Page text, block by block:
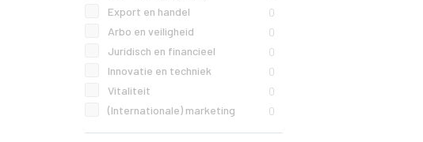
Export en handel 0
Arbo en veiligheid 0
Juridisch en financieel 0
Innovatie en techniek 0
Vitaliteit 0
(Internationale) marketing 0